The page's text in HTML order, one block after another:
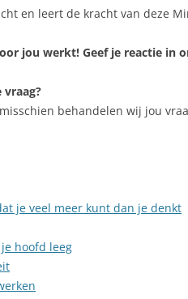
en leert de kracht van deze
jou werkt! Geef je reactie in
vraag?
behandelen wij jou
je veel meer kunt dan je denkt
hoofd leeg